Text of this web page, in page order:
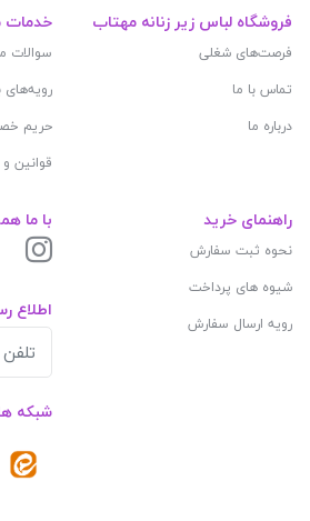
فروشگاه لباس زیر زنانه مهتاب
فرصت‌های شغلی
تماس با ما
درباره ما
خدمات
سوالات
رویه‌های
حریم
قوانین
راهنمای خرید
نحوه ثبت سفارش
شیوه های پرداخت
رویه ارسال سفارش
با ما
اطلاع
شبکه